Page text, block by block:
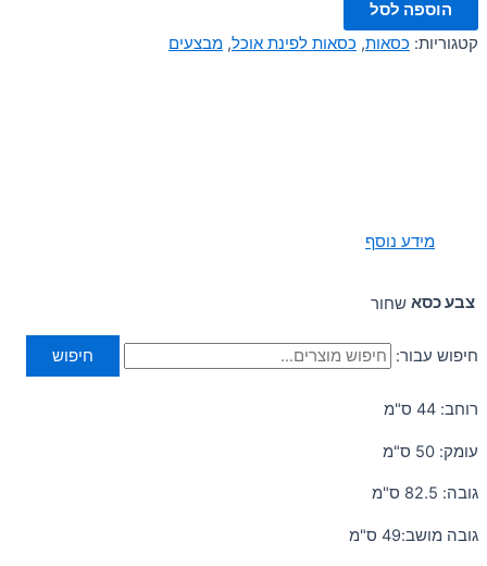
הוספה לסל
קטגוריות: כסאות, כסאות לפינת אוכל, מבצעים
מידע נוסף
צבע כסא שחור
חיפוש עבור: חיפוש
רוחב: 44 ס"מ
עומק: 50 ס"מ
גובה: 82.5 ס"מ
גובה מושב:49 ס"מ